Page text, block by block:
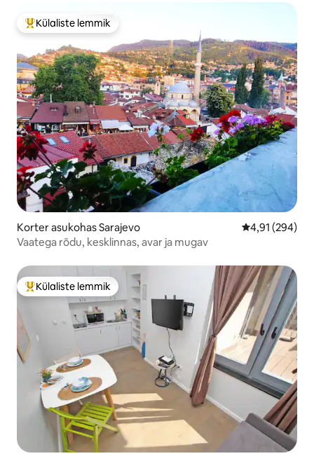
Külaliste suur lemmik
Külaliste lemmik
Korter asukohas Sarajevo Keskmine
4,91 (294)
Vaatega rõdu, kesklinnas, avar ja mugav
Külaliste suur lemmik
Külaliste lemmik